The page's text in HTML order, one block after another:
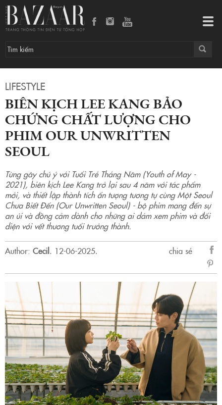
LIFESTYLE
BIÊN KỊCH LEE KANG BẢO
CHỨNG CHẤT LƯỢNG CHO
PHIM OUR UNWRITTEN
SEOUL
Từng gây chú ý với Tuổi Trẻ Tháng Năm (Youth of May -
2021), biên kịch Lee Kang trở lại sau 4 năm với tác phẩm
mới, và thiết lập thành tích ấn tượng tương tự cùng Một Seoul
Chưa Biết Đến (Our Unwritten Seoul) - bộ phim mang đến sự
an ủi và đồng cảm dành cho những ai dám xem phim và đối
diện với vết thương tuổi trưởng thành.
Author: Cecil. 12-06-2025.
chia sẻ
sẻ